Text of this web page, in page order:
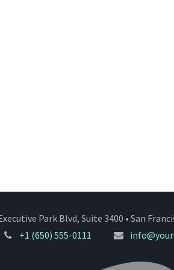
Park Blvd, Suite 3400 • San
+1 (650) 555-0111